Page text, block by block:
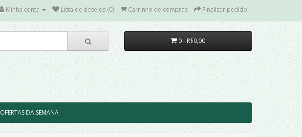
Minha conta Lista de desejos (0) Carrinho de compras Finalizar pedido
0 - R$0,00
OFERTAS DA SEMANA